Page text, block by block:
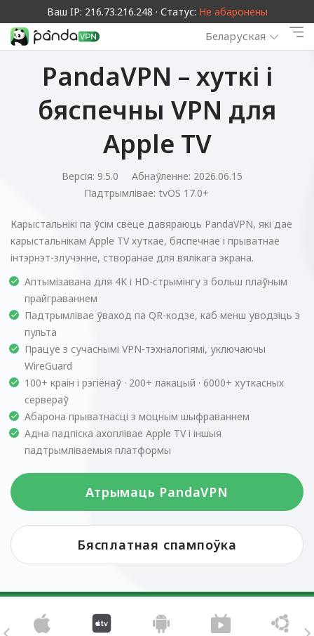
Ваш IP: 216.73.216.248 · Статус: Не абаронены
Беларуская
PandaVPN – хуткі і
бяспечны VPN для
Apple TV
Версія: 9.5.0
Абнаўленне: 2026.06.15
Падтрымлівае: tvOS 17.0+
Карыстальнікі па ўсім свеце давяраюць PandaVPN, які дае
карыстальнікам Apple TV хуткае, бяспечнае і прыватнае
інтэрнэт-злучэнне, створанае для вялікага экрана.
Аптымізавана для 4K і HD-стрымінгу з больш плаўным
прайграваннем
Падтрымлівае ўваход па QR-кодзе, каб менш уводзіць з
пульта
Працуе з сучаснымі VPN-тэхналогіямі, уключаючы
WireGuard
100+ краін і рэгіёнаў · 200+ лакацый · 6000+ хуткасных
сервераў
Абарона прыватнасці з моцным шыфраваннем
Адна падпіска ахоплівае Apple TV і іншыя
падтрымліваемыя платформы
Атрымаць PandaVPN
Бясплатная спампоўка